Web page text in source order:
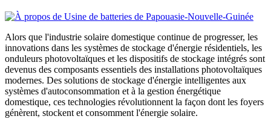
Alors que l'industrie solaire domestique continue de progresser, les
innovations dans les systèmes de stockage d'énergie résidentiels, les
onduleurs photovoltaïques et les dispositifs de stockage intégrés sont
devenus des composants essentiels des installations photovoltaïques
modernes. Des solutions de stockage d'énergie intelligentes aux
systèmes d'autoconsommation et à la gestion énergétique
domestique, ces technologies révolutionnent la façon dont les foyers
génèrent, stockent et consomment l'énergie solaire.